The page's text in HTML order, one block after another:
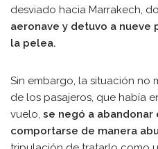
desviado hacia Marrakech,
aeronave y detuvo a nueve
la pelea.
Sin embargo, la situación no
de los pasajeros, que había
vuelo, se negó a abandonar
comportarse de manera